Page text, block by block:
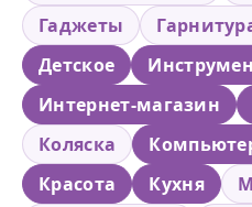
Гаджеты
Детское
Интернет-магазин
Коляска
Красота
Кухня